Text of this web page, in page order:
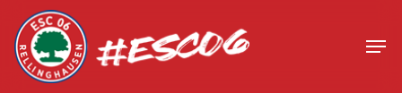
main
content
Close